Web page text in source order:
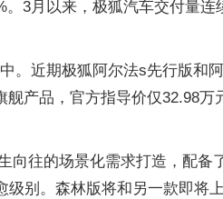
3月以来，极狐汽车交付量
。近期极狐阿尔法s先行版
产品，官方指导价仅32.98
向往的场景化需求打造，配
别。森林版将和另一款即